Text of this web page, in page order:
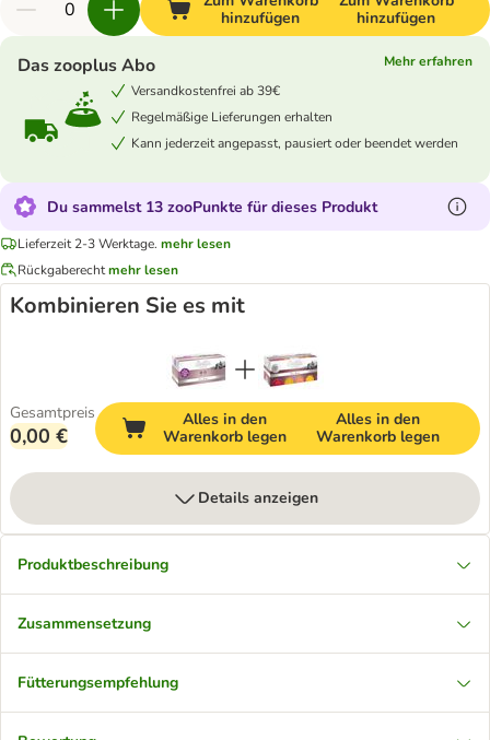
hinzufügen
hinzufügen
Das zooplus Abo
Mehr erfahren
Versandkostenfrei ab 39€
Regelmäßige Lieferungen erhalten
Kann jederzeit angepasst, pausiert oder beendet werden
Du sammelst 13 zooPunkte für dieses Produkt
Lieferzeit 2-3 Werktage. mehr lesen
Rückgaberechtmehr lesen
Kombinieren Sie es mit
Gesamtpreis
0,00 €
Alles in den
Warenkorb legen
Alles in den
Warenkorb legen
Details anzeigen
Produktbeschreibung
Zusammensetzung
Fütterungsempfehlung